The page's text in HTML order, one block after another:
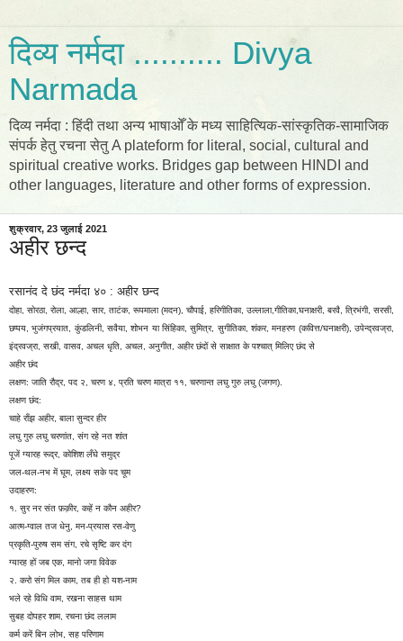
दिव्य नर्मदा .......... Divya
Narmada
दिव्य नर्मदा : हिंदी तथा अन्य भाषाओँ के मध्य साहित्यिक-सांस्कृतिक-सामाजिक
संपर्क हेतु रचना सेतु A plateform for literal, social, cultural and
spiritual creative works. Bridges gap between HINDI and
other languages, literature and other forms of expression.
शुक्रवार, 23 जुलाई 2021
अहीर छन्द
रसानंद दे छंद नर्मदा ४० : अहीर छन्द
दोहा, सोरठा, रोला, आल्हा, सार, ताटंक, रूपमाला (मदन), चौपाई, हरिगीतिका, उल्लाला,गीतिका,घनाक्षरी, बरवै, त्रिभंगी, सरसी,
छप्पय, भुजंगप्रयात, कुंडलिनी, सवैया, शोभन या सिंहिका, सुमित्र, सुगीतिका, शंकर, मनहरण (कवित्त/घनाक्षरी), उपेन्द्रवज्रा,
इंद्रवज्रा, सखी, वासव, अचल धृति, अचल, अनुगीत, अहीर छंदों से साक्षात के पश्चात् मिलिए छंद से
अहीर छंद
लक्षण: जाति रौद्र, पद २, चरण ४, प्रति चरण मात्रा ११, चरणान्त लघु गुरु लघु (जगण).
लक्षण छंद:
चाहे राँझ अहीर, बाला सुन्दर हीर
लघु गुरु लघु चरणांत, संग रहे नत शांत
पूजें ग्यारह रूद्र, कोशिश लँघे समुद्र
जल-थल-नभ में घूम, लक्ष्य सके पद चूम
उदाहरण:
१. सुर नर संत फ़क़ीर, कहें न कौन अहीर?
आत्म-ग्वाल तज धेनु, मन-प्रयास रस-वेणु
प्रकृति-पुरुष सम संग, रचे सृष्टि कर दंग
ग्यारह हों जब एक, मानो जगा विवेक
२. करो संग मिल काम, तब ही हो यश-नाम
भले रहे विधि वाम, रखना साहस थाम
सुबह दोपहर शाम, रचना छंद ललाम
कर्म करें बिन लोभ, सह परिणाम